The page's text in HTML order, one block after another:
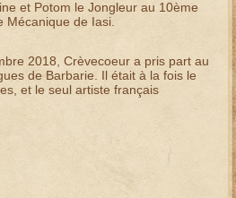
et Potom le Jongleur au 10ème
Mécanique de Iasi.
2018, Crèvecoeur a pris part au
de Barbarie. Il était à la fois le
, et le seul artiste français